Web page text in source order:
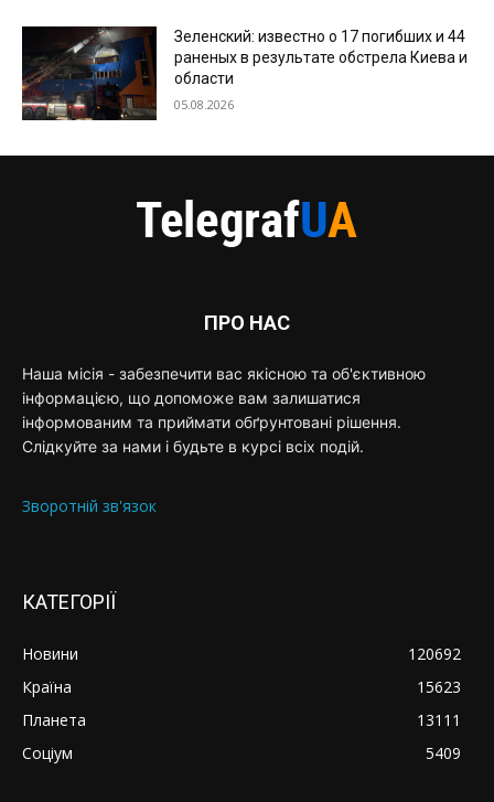
Зеленский: известно о 17 погибших и 44
раненых в результате обстрела Киева и
области
05.08.2026
ПРО НАС
Наша місія - забезпечити вас якісною та об'єктивною
інформацією, що допоможе вам залишатися
інформованим та приймати обґрунтовані рішення.
Слідкуйте за нами і будьте в курсі всіх подій.
Зворотній зв'язок
КАТЕГОРІЇ
Новини
120692
Країна
15623
Планета
13111
Соціум
5409